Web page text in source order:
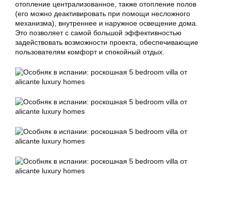
отопление централизованное, также отопление полов
(его можно деактивировать при помощи несложного
механизма), внутреннее и наружное освещение дома.
Это позволяет с самой большой эффективностью
задействовать возможности проекта, обеспечивающие
пользователям комфорт и спокойный отдых.